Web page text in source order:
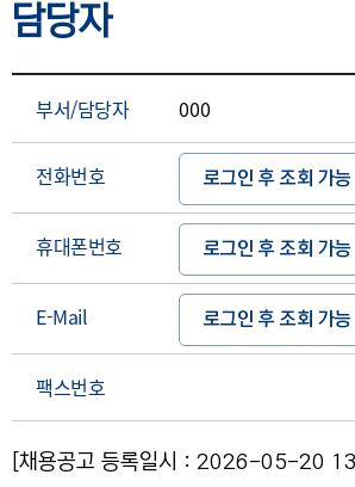
담당자
부서/담당자 000
전화번호 로그인 후 조회 가능
휴대폰번호 로그인 후 조회 가능
E-Mail 로그인 후 조회 가능
팩스번호
[채용공고 등록일시 : 2026-05-20